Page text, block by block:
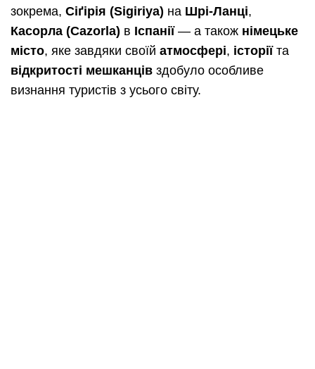
зокрема, Сіґірія (Sigiriya) на Шрі-Ланці,
Касорла (Cazorla) в Іспанії— а також німецьке
місто, яке завдяки своїй атмосфері, історіїта
відкритості мешканців здобуло особливе
визнання туристів з усього світу.